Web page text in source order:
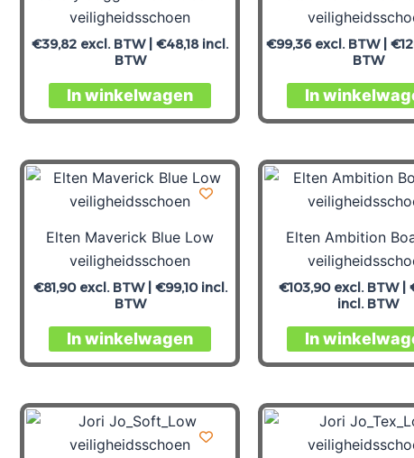
veiligheidsschoen
€39,82 excl. BTW | €48,18incl.
BTW
In winkelwagen
€99,36excl. BTW | €
BTW
In
Elten Maverick Blue Low
veiligheidsschoen
€81,90excl. BTW | €99,10incl.
BTW
In winkelwagen
Elten Ambition
€103,90excl. BTW |
incl. BTW
In